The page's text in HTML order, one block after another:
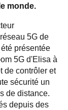
monde.
5G de
présentée
5G d'Elisa à
de contrôler et
sécurité un
de distance.
depuis des